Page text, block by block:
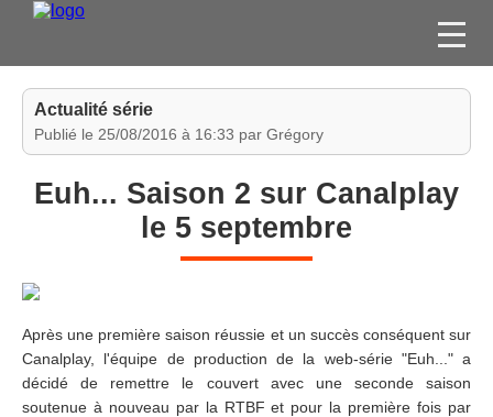
FILMS
JEUX VIDÉO
CONCOURS
ESPACE
MEMBRE
Actualité série
Publié le 25/08/2016 à 16:33 par Grégory
Euh... Saison 2 sur Canalplay
le 5 septembre
Après une première saison réussie et un succès conséquent sur
Canalplay, l'équipe de production de la web-série "Euh..." a
décidé de remettre le couvert avec une seconde saison
soutenue à nouveau par la RTBF et pour la première fois par